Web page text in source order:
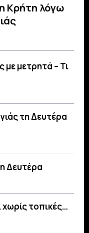
Κρήτη λόγω
με μετρητά – Τι
τη Δευτέρα
Δευτέρα
χωρίς τοπικές…